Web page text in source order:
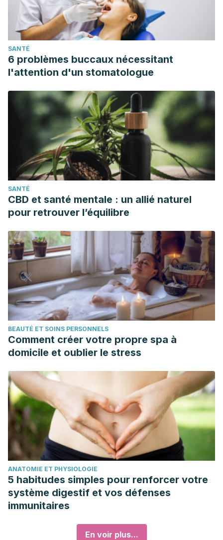
SANTÉ
6 problèmes buccaux nécessitant
l'attention d'un stomatologue
SANTÉ
CBD et santé mentale : un allié naturel
pour retrouver l’équilibre
BEAUTÉ ET SOINS PERSONNELS
Comment créer votre propre spa à
domicile et oublier le stress
ANATOMIE ET PHYSIOLOGIE
5 habitudes simples pour renforcer votre
système digestif et vos défenses
immunitaires
En voir plus...